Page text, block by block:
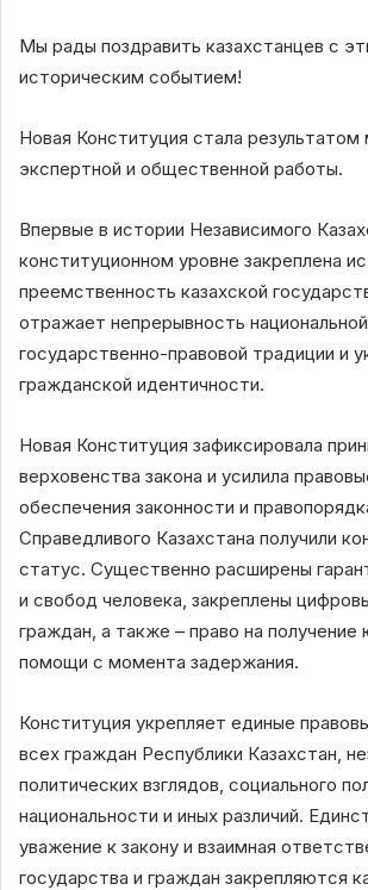
Мы рады поздравить казахстанцев с
историческим событием!
Новая Конституция стала
экспертной и общественной работы.
Впервые в истории Независимого
конституционном уровне закреплена
преемственность казахской
отражает непрерывность национальной
государственно-правовой традиции и
гражданской идентичности.
Новая Конституция зафиксировала
верховенства закона и усилила
обеспечения законности и
Справедливого Казахстана получили
статус. Существенно расширены
и свобод человека, закреплены
граждан, а также – право на получение
помощи с момента задержания.
Конституция укрепляет единые
всех граждан Республики Казахстан,
политических взглядов, социального
национальности и иных различий.
уважение к закону и взаимная
государства и граждан закрепляются